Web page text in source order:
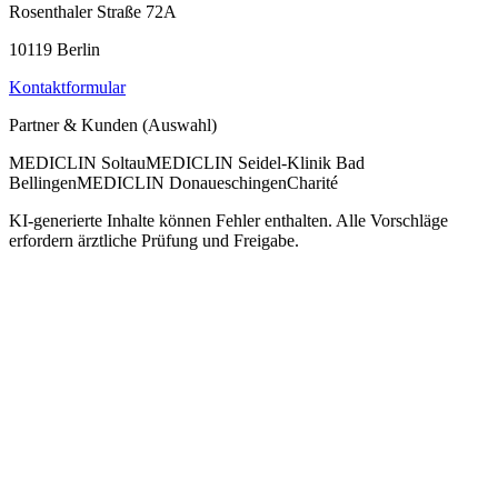
Rosenthaler Straße 72A
10119 Berlin
Kontaktformular
Partner & Kunden (Auswahl)
MEDICLIN SoltauMEDICLIN Seidel-Klinik Bad
BellingenMEDICLIN DonaueschingenCharité
KI-generierte Inhalte können Fehler enthalten. Alle Vorschläge
erfordern ärztliche Prüfung und Freigabe.